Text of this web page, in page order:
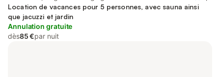
Location de vacances pour 5 personnes, avec sauna ainsi
que jacuzzi et jardin
Annulation gratuite
dès85 €par nuit